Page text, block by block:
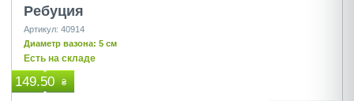
Ребуция
Артикул: 40914
Диаметр вазона: 5 см
Есть на складе
149.50 ₴